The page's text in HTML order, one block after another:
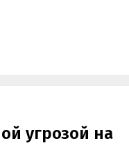
угрозой на